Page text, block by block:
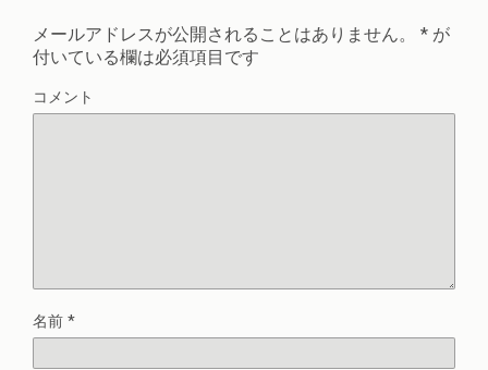
メールアドレスが公開されることはありません。 * が
付いている欄は必須項目です
コメント
名前 *